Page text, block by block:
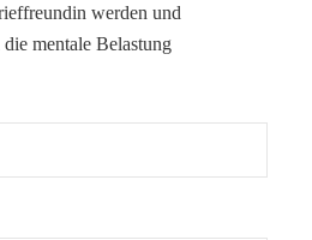
werden und
mentale Belastung